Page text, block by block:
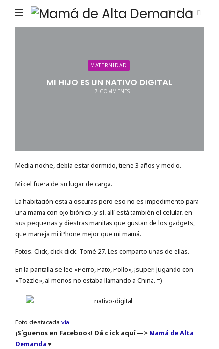
de
MATERNIDAD
MI HIJO ES UN NATIVO DIGITAL
7 COMMENTS
Media noche, debía estar dormido, tiene 3 años y medio.
Mi cel fuera de su lugar de carga.
La habitación está a oscuras pero eso no es impedimento para
una mamá con ojo biónico, y sí, allí está también el celular, en
sus pequeñas y diestras manitas que gustan de los gadgets,
que maneja mi iPhone mejor que mi mamá.
Fotos. Click, click click. Tomé 27. Les comparto unas de ellas.
En la pantalla se lee «Perro, Pato, Pollo», ¡super! jugando con
«Tozzle», al menos no estaba llamando a China. =)
Foto destacadavía
¡Síguenos en Facebook! Dá click aquí —> Mamá de Alta
Demanda ♥